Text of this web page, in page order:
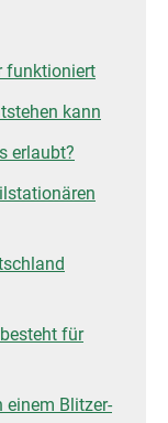
funktioniert
kann
erlaubt?
für
einem Blitzer-